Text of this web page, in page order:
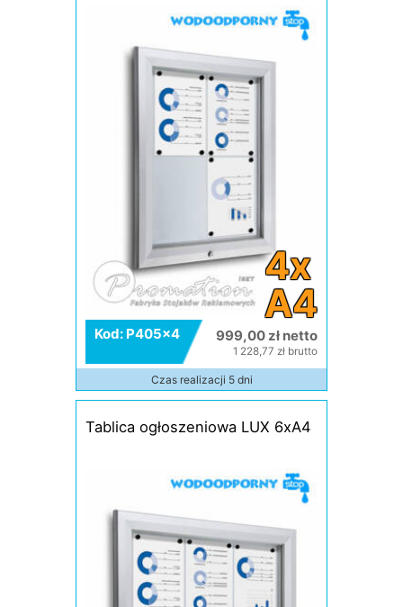
4x
A4
Kod: P405x4 999,00 zł netto
1 228,77 zł brutto
Czas realizacji 5 dni
Tablica ogłoszeniowa LUX 6xA4